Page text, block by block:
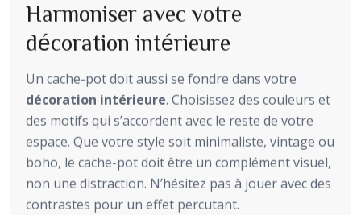
Harmoniser avec votre
décoration intérieure
Un cache-pot doit aussi se fondre dans votre
décoration intérieure. Choisissez des couleurs et
des motifs qui s’accordent avec le reste de votre
espace. Que votre style soit minimaliste, vintage ou
boho, le cache-pot doit être un complément visuel,
non une distraction. N’hésitez pas à jouer avec des
contrastes pour un effet percutant.